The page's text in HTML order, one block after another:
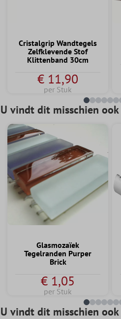
Cristalgrip Wandtegels
Zelfklevende Stof
Klittenband 30cm
€ 11,90
per Stuk
U vindt dit misschien
Glasmozaïek
Tegelranden Purper
Brick
€ 1,05
per Stuk
U vindt dit misschien